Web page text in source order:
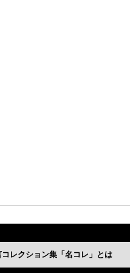
レクション集「名コレ」とは